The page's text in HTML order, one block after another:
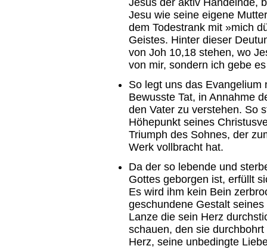
Jesus der aktiv Handelnde,
Jesu wie seine eigene
dem Todestrank mit »mich
Geistes. Hinter dieser
von Joh 10,18 stehen, wo
von mir, sondern ich gebe
So legt uns das
Bewusste Tat, in Annahme
den Vater zu verstehen. So
Höhepunkt seines
Triumph des Sohnes, der
Werk vollbracht hat.
Da der so lebende und
Gottes geborgen ist, erfüllt
Es wird ihm kein Bein
geschundene Gestalt
Lanze die sein Herz
schauen, den sie
Herz, seine unbedingte